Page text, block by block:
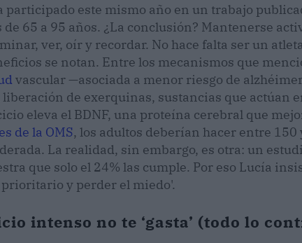
participado este mismo año en un trabajo
de 65 a 95 años. ¿La conclusión? Mantenerse
ver, oír y recordar. No hace falta ser un
se notan. Entre los mecanismos que
vascular —asociada a menor riesgo de
de exerquinas, sustancias que actúan
eleva el BDNF, una proteína cerebral que
de la OMS, los adultos deberían hacer entre
La realidad, sin embargo, es otra: un
que solo el 24% las cumple. Por eso Lucía
y perder el miedo'.
intenso no te ‘gasta’ (todo lo